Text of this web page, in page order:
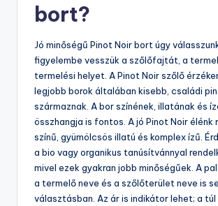
bort?
Jó minőségű Pinot Noir bort úgy
figyelembe vesszük a szőlőfajtát, a
termelési helyet. A Pinot Noir szőlő
legjobb borok általában kisebb, családi
származnak. A bor színének, illatának és
összhangja is fontos. A jó Pinot Noir élénk
színű, gyümölcsös illatú és komplex ízű.
a bio vagy organikus tanúsítvánnyal
mivel ezek gyakran jobb minőségűek. A
a termelő neve és a szőlőterület neve is
választásban. Az ár is indikátor lehet; a